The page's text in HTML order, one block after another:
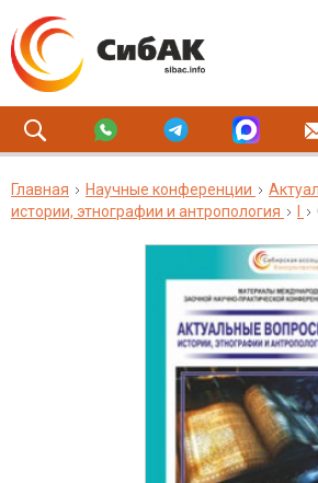
Главная Научные конференции
истории, этнографии и антропология